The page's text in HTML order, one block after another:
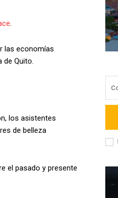
.
las economías
de Quito.
los asistentes
de belleza
el pasado y presente